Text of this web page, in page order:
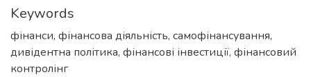
Keywords
фінанси, фінансова діяльність, самофінансування,
дивідентна політика, фінансові інвестиції, фінансовий
контролінг